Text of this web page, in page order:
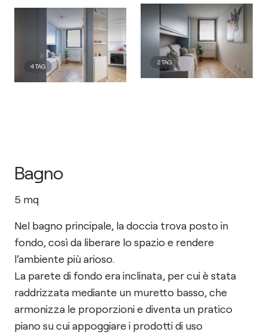
4TAG
2TAG
Bagno
5 mq
Nel bagno principale, la doccia trova posto in
fondo, così da liberare lo spazio e rendere
l’ambiente più arioso.
La parete di fondo era inclinata, per cui è stata
raddrizzata mediante un muretto basso, che
armonizza le proporzioni e diventa un pratico
piano su cui appoggiare i prodotti di uso